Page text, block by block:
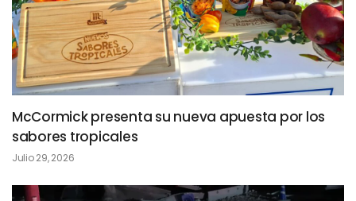
McCormick presenta su nueva apuesta por los
sabores tropicales
Julio 29, 2026